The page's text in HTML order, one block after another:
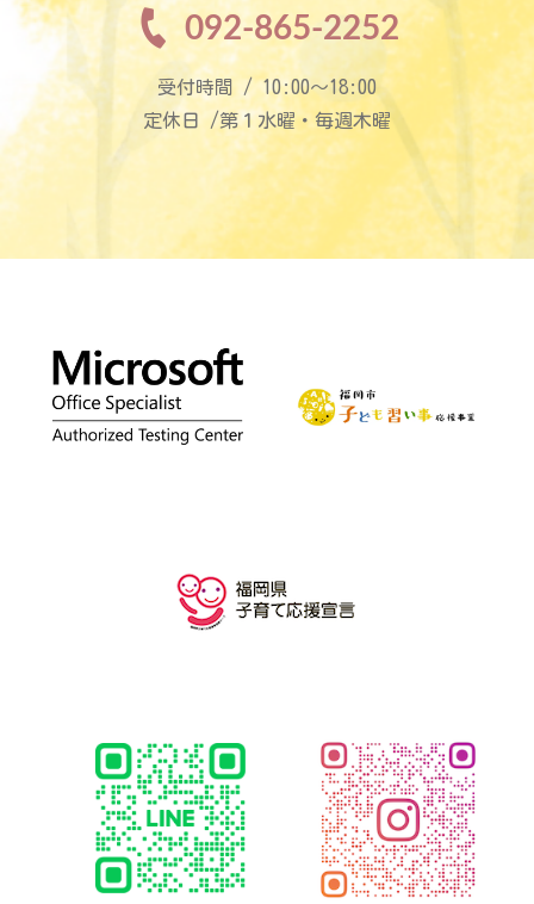
092-865-2252
受付時間 / 10:00〜18:00
定休日 /第１水曜・毎週木曜